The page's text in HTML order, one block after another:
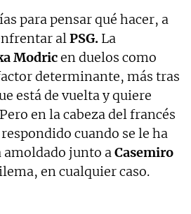
para pensar qué hacer, a
alPSG. La
Modricen duelos como
determinante, más tras
está de vuelta y quiere
en la cabeza del francés
cuando se le ha
amoldado junto aCasemiro
en cualquier caso.